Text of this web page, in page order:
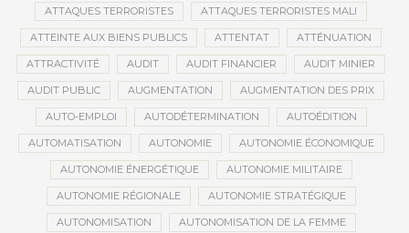
ATTAQUES TERRORISTES ATTAQUES TERRORISTES MALI
ATTEINTE AUX BIENS PUBLICS ATTENTAT ATTÉNUATION
ATTRACTIVITÉ AUDIT AUDIT FINANCIER AUDIT MINIER
AUDIT PUBLIC AUGMENTATION AUGMENTATION DES PRIX
AUTO-EMPLOI AUTODÉTERMINATION AUTOÉDITION
AUTOMATISATION AUTONOMIE AUTONOMIE ÉCONOMIQUE
AUTONOMIE ÉNERGÉTIQUE AUTONOMIE MILITAIRE
AUTONOMIE RÉGIONALE AUTONOMIE STRATÉGIQUE
AUTONOMISATION AUTONOMISATION DE LA FEMME